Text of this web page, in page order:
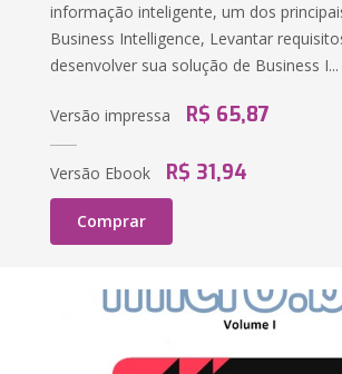
informação inteligente, um dos
Business Intelligence, Levantar
desenvolver sua solução de Business I...
Versão impressa R$ 65,87
Versão Ebook R$ 31,94
Comprar